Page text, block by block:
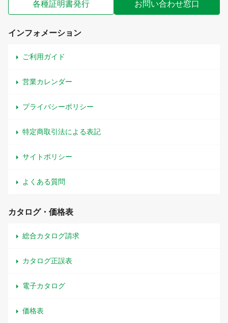
各種証明書発行 お問い合わせ窓口
インフォメーション
ご利用ガイド
営業カレンダー
プライバシーポリシー
特定商取引法による表記
サイトポリシー
よくある質問
カタログ・価格表
総合カタログ請求
カタログ正誤表
電子カタログ
価格表